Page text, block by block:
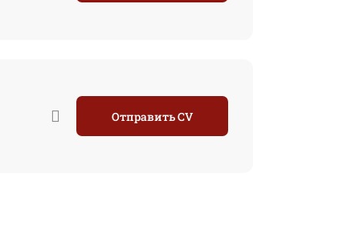
Отправить CV